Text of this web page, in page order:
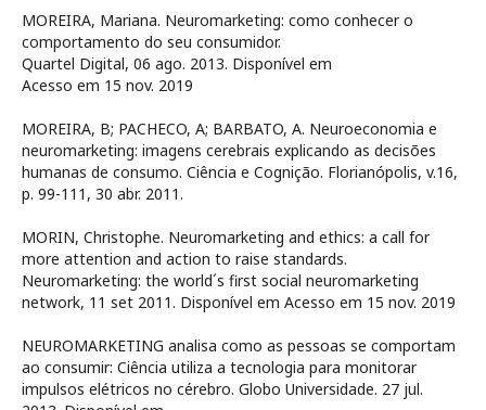
MOREIRA, Mariana. Neuromarketing: como conhecer o
comportamento do seu consumidor.
Quartel Digital, 06 ago. 2013. Disponível em
Acesso em 15 nov. 2019
MOREIRA, B; PACHECO, A; BARBATO, A. Neuroeconomia e
neuromarketing: imagens cerebrais explicando as decisões
humanas de consumo. Ciência e Cognição. Florianópolis, v.16,
p. 99-111, 30 abr. 2011.
MORIN, Christophe. Neuromarketing and ethics: a call for
more attention and action to raise standards.
Neuromarketing: the world´s first social neuromarketing
network, 11 set 2011. Disponível em Acesso em 15 nov. 2019
NEUROMARKETING analisa como as pessoas se comportam
ao consumir: Ciência utiliza a tecnologia para monitorar
impulsos elétricos no cérebro. Globo Universidade. 27 jul.